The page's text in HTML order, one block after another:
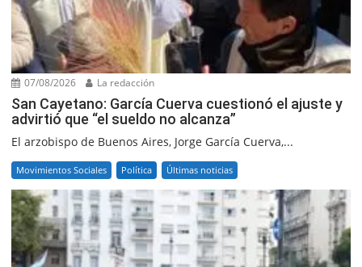
07/08/2026 La redacción
San Cayetano: García Cuerva cuestionó el ajuste y
advirtió que “el sueldo no alcanza”
El arzobispo de Buenos Aires, Jorge García Cuerva,...
Movimientos Sociales Política Últimas noticias